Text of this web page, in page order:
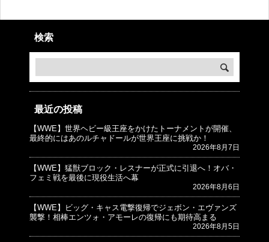
検索
最近の投稿
【WWE】世界ヘビー級王座をかけたトーナメントが開催、
最終的にはあのルチャドールが世界王座に挑戦か！
2026年8月7日
【WWE】猛獣ブロック・レスナーが正式に引退へ！オバ・
フェミ戦を最後に現役生活へ幕
2026年8月6日
【WWE】ビッグ・キャス電撃復帰でジェボン・エヴァンズ
襲撃！相棒エンツォ・アモーレの復帰にも期待高まる
2026年8月5日
© プロレスJunkie ～WWEの最新情報 USA～